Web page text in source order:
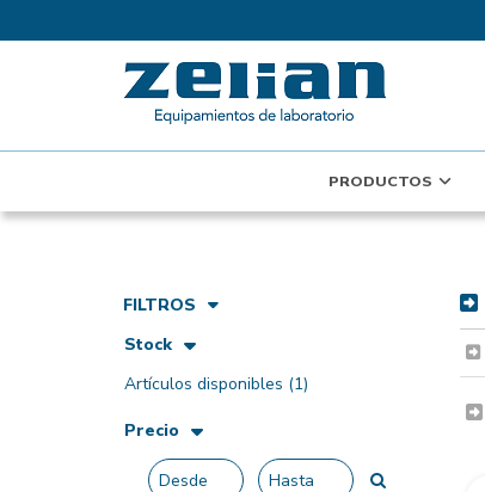
PRODUCTOS
FILTROS
Stock
Artículos disponibles (1)
Precio